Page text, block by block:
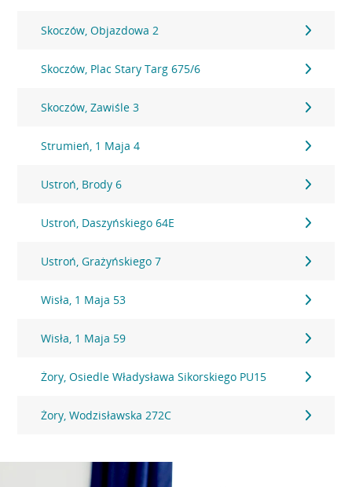
Skoczów, Objazdowa 2
Skoczów, Plac Stary Targ 675/6
Skoczów, Zawiśle 3
Strumień, 1 Maja 4
Ustroń, Brody 6
Ustroń, Daszyńskiego 64E
Ustroń, Grażyńskiego 7
Wisła, 1 Maja 53
Wisła, 1 Maja 59
Żory, Osiedle Władysława Sikorskiego PU15
Żory, Wodzisławska 272C